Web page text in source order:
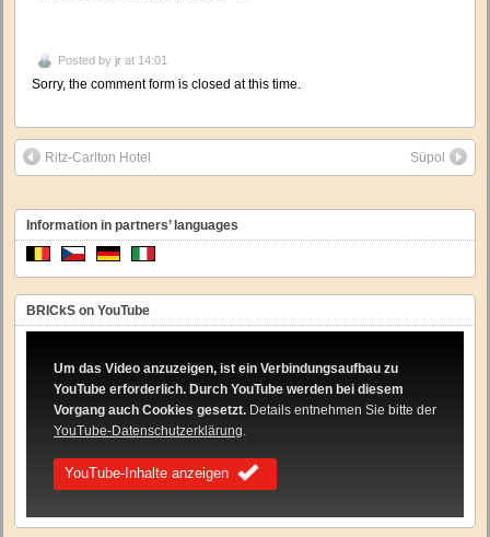
Posted by jr at 14:01
Sorry, the comment form is closed at this time.
Ritz-Carlton Hotel Süpol
Information in partners’ languages
BRICkS on YouTube
Um das Video anzuzeigen, ist ein Verbindungsaufbau zu
YouTube erforderlich. Durch YouTube werden bei diesem
Vorgang auch Cookies gesetzt. Details entnehmen Sie bitte der
YouTube-Datenschutzerklärung
YouTube-Inhalte anzeigen